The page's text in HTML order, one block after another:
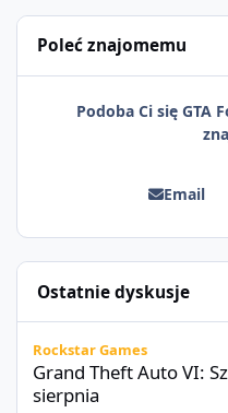
Poleć znajomemu
Podoba Ci się GTA
Email
Ostatnie dyskusje
Rockstar Games
Grand Theft Auto VI:
sierpnia